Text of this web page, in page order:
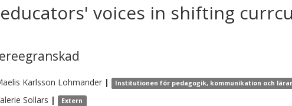
voices in shifting
Karlsson Lohmander | Institutionen för pedagogik, kommunikation och
Sollars | Extern